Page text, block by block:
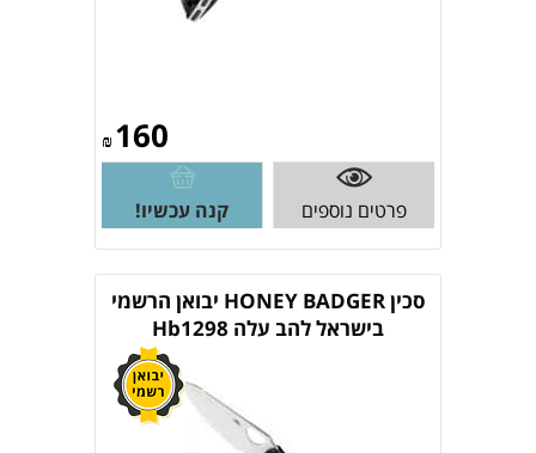
₪160
פרטים נוספים קנה עכשיו!
סכין HONEY BADGER יבואן הרשמי
בישראל להב עלה Hb1298